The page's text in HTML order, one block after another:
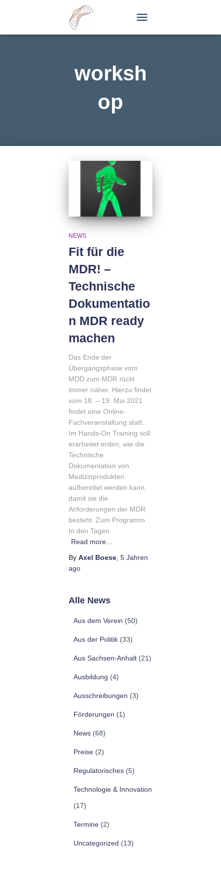
NAVIGATION
worksh
op
NEWS
Fit für die
MDR! –
Technische
Dokumentatio
n MDR ready
machen
Das Ende der
Übergangsphase vom
MDD zum MDR rückt
immer näher. Hierzu findet
vom 18. – 19. Mai 2021
findet eine Online-
Fachveranstaltung statt.
Im Hands-On Training soll
erarbeitet erden, wie die
Technische
Dokumentation von
Medizinprodukten
aufbereitet werden kann,
damit sie die
Anforderungen der MDR
besteht. Zum Programm
In den Tagen
Read more…
By Axel Boese, 5 Jahren
ago
Alle News
Aus dem Verein (50)
Aus der Politik (33)
Aus Sachsen-Anhalt (21)
Ausbildung (4)
Ausschreibungen (3)
Förderungen (1)
News (68)
Preise (2)
Regulatorisches (5)
Technologie & Innovation
(17)
Termine (2)
Uncategorized (13)